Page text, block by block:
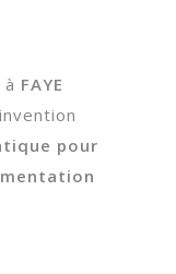
FAYE
pour